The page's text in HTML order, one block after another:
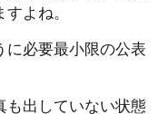
よね。
に必要最小限の公表
も出していない状態